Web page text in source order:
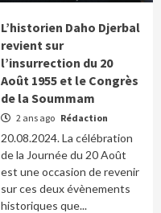
L’historien Daho Djerbal
revient sur
l’insurrection du 20
Août 1955 et le Congrès
de la Soummam
2 ans ago Rédaction
20.08.2024. La célébration
de la Journée du 20 Août
est une occasion de revenir
sur ces deux évènements
historiques que...